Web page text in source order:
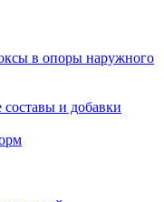
в опоры наружного
и добавки